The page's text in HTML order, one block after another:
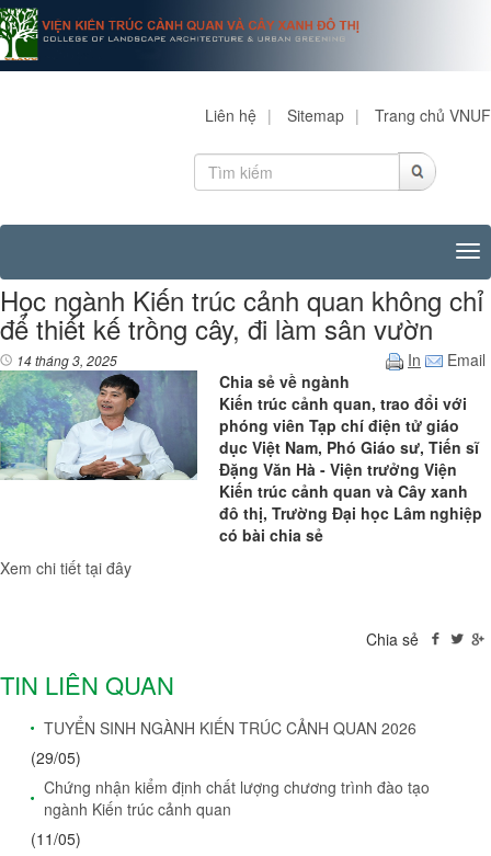
Liên hệ | Sitemap | Trang chủ VNUF
Học ngành Kiến trúc cảnh quan không chỉ
để thiết kế trồng cây, đi làm sân vườn
14 tháng 3, 2025 In
Email
Chia sẻ về ngành
Kiến trúc cảnh quan, trao đổi với
phóng viên Tạp chí điện tử giáo
dục Việt Nam, Phó Giáo sư, Tiến sĩ
Đặng Văn Hà - Viện trưởng Viện
Kiến trúc cảnh quan và Cây xanh
đô thị, Trường Đại học Lâm nghiệp
có bài chia sẻ
Xem chi tiết tại đây
Chia sẻ
TIN LIÊN QUAN
TUYỂN SINH NGÀNH KIẾN TRÚC CẢNH QUAN 2026
(29/05)
Chứng nhận kiểm định chất lượng chương trình đào tạo
ngành Kiến trúc cảnh quan
(11/05)